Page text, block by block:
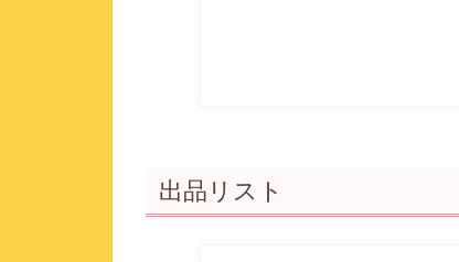
出品リスト